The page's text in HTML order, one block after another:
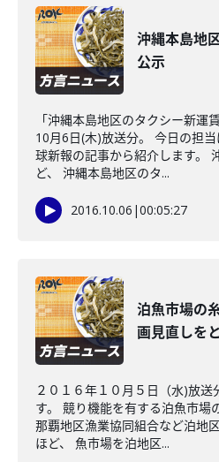
沖縄本島地
公示
「沖縄本島地区のタクシー新運
10月6日(木)放送分。 今日の担
球新報の記事から紹介します。
ど、 沖縄本島地区のタ...
2016.10.06 |00:05:27
泊魚市場の
画見直しを
２０１６年１０月５日（水)放送
す。 競り機能を有する泊魚市場
那覇地区漁業協同組合など泊地
ほど、 魚市場を泊地区...